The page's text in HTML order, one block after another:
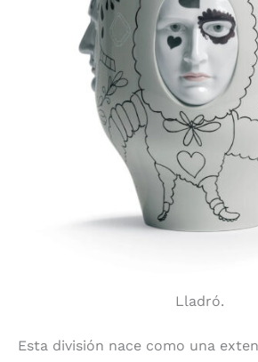
Lladró.
Esta división nace como una